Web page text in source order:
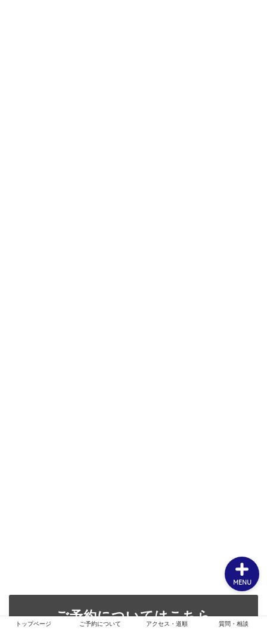
ご予約についてはこちら
トップページ ご予約について アクセス・道順 質問・相談
MENU